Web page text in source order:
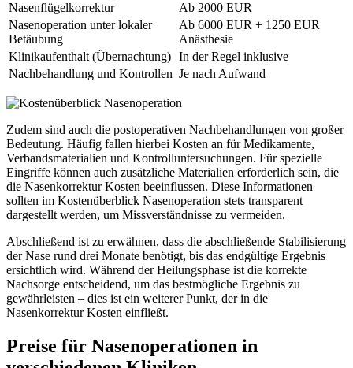
Nasenflügelkorrektur
Ab 2000 EUR
Nasenoperation unter lokaler
Betäubung
Ab 6000 EUR + 1250 EUR
Anästhesie
Klinikaufenthalt (Übernachtung) In der Regel inklusive
Nachbehandlung und Kontrollen Je nach Aufwand
Zudem sind auch die postoperativen Nachbehandlungen von großer
Bedeutung. Häufig fallen hierbei Kosten an für Medikamente,
Verbandsmaterialien und Kontrolluntersuchungen. Für spezielle
Eingriffe können auch zusätzliche Materialien erforderlich sein, die
die Nasenkorrektur Kosten beeinflussen. Diese Informationen
sollten im Kostenüberblick Nasenoperation stets transparent
dargestellt werden, um Missverständnisse zu vermeiden.
Abschließend ist zu erwähnen, dass die abschließende Stabilisierung
der Nase rund drei Monate benötigt, bis das endgültige Ergebnis
ersichtlich wird. Während der Heilungsphase ist die korrekte
Nachsorge entscheidend, um das bestmögliche Ergebnis zu
gewährleisten – dies ist ein weiterer Punkt, der in die
Nasenkorrektur Kosten einfließt.
Preise für Nasenoperationen in